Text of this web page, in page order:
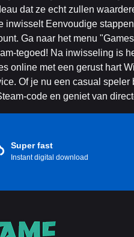
dat ze echt zullen
inwisselt Eenvoudige
Ga naar het menu
tegoed! Na inwisseling is
online met een gerust hart
Of je nu een casual
code en geniet van
Super fast
Instant digital download